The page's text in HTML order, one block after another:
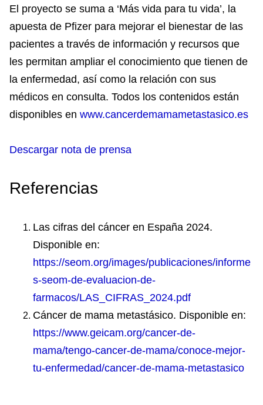
El proyecto se suma a ‘Más vida para tu vida’, la
apuesta de Pfizer para mejorar el bienestar de las
pacientes a través de información y recursos que
les permitan ampliar el conocimiento que tienen de
la enfermedad, así como la relación con sus
médicos en consulta. Todos los contenidos están
disponibles en www.cancerdemamametastasico.es
Descargar nota de prensa
Referencias
Las cifras del cáncer en España 2024.
Disponible en:
https://seom.org/images/publicaciones/informe
s-seom-de-evaluacion-de-
farmacos/LAS_CIFRAS_2024.pdf
Cáncer de mama metastásico. Disponible en:
https://www.geicam.org/cancer-de-
mama/tengo-cancer-de-mama/conoce-mejor-
tu-enfermedad/cancer-de-mama-metastasico